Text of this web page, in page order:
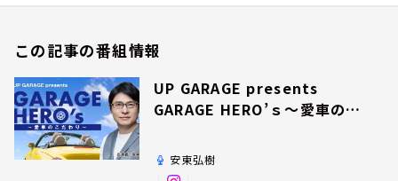
この記事の番組情報
UP GARAGE presents
GARAGE HERO’ｓ～愛車のこ
安東弘樹